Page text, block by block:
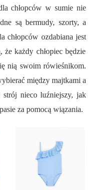
chłopców w sumie nie
są bermudy, szorty, a
chłopców ozdabiana jest
, że każdy chłopiec będzie
nią swoim rówieśnikom.
między majtkami a
strój nieco luźniejszy, jak
za pomocą wiązania.